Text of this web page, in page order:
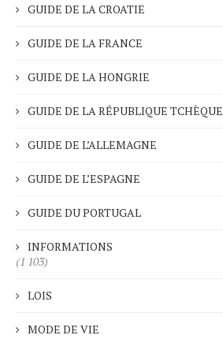
GUIDE DE LA CROATIE
GUIDE DE LA FRANCE
GUIDE DE LA HONGRIE
GUIDE DE LA RÉPUBLIQUE TCHÈQUE
GUIDE DE L’ALLEMAGNE
GUIDE DE L’ESPAGNE
GUIDE DU PORTUGAL
INFORMATIONS
(1 103)
LOIS
MODE DE VIE